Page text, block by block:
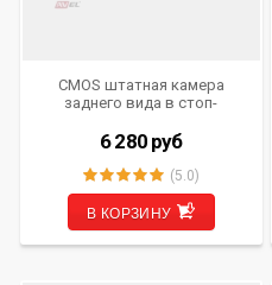
CMOS штатная камера
заднего вида в стоп-
для автомобилей CITROEN/
PEUGEOT
6 280 руб
(5.0)
В КОРЗИНУ